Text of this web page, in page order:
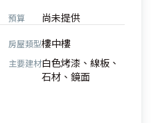
預算 尚未提供
房屋類型樓中樓
主要建材白色烤漆、線板、
石材、鏡面